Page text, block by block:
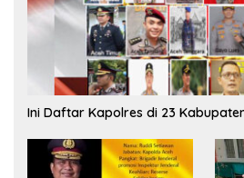
Ini Daftar Kapolres di 23